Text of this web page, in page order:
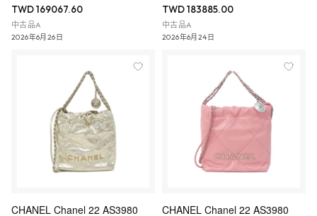
TWD 169067.60
中古品A
2026年6月26日
TWD 183885.00
中古品A
2026年6月24日
CHANEL Chanel 22 AS3980
CHANEL Chanel 22 AS3980